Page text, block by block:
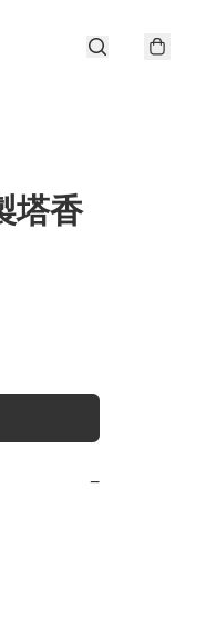
塔香
−